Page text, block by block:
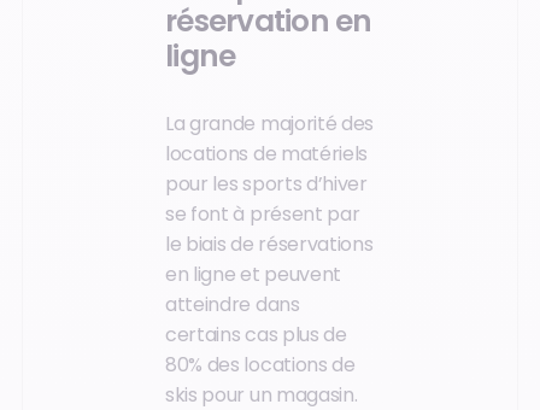
réservation en
ligne
La grande majorité des
locations de matériels
pour les sports d’hiver
se font à présent par
le biais de réservations
en ligne et peuvent
atteindre dans
certains cas plus de
80% des locations de
skis pour un magasin.